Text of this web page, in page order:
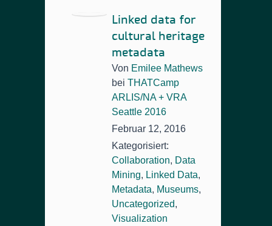
Linked data for
cultural heritage
metadata
Von Emilee Mathews
bei THATCamp
ARLIS/NA + VRA
Seattle 2016
Februar 12, 2016
Kategorisiert:
Collaboration, Data
Mining, Linked Data,
Metadata, Museums,
Uncategorized,
Visualization